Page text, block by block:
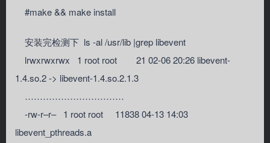
#make && make install
安装完检测下 ls -al /usr/lib |grep libevent
lrwxrwxrwx 1 root root 21 02-06 20:26 libevent-
1.4.so.2 -> libevent-1.4.so.2.1.3
……………………………
-rw-r–r– 1 root root 11838 04-13 14:03
libevent_pthreads.a